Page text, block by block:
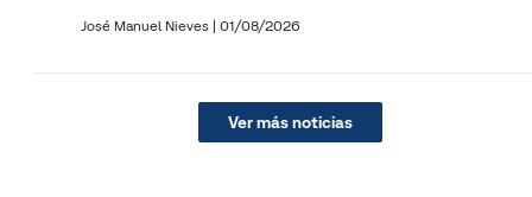
José Manuel Nieves | 01/08/2026
Ver más noticias